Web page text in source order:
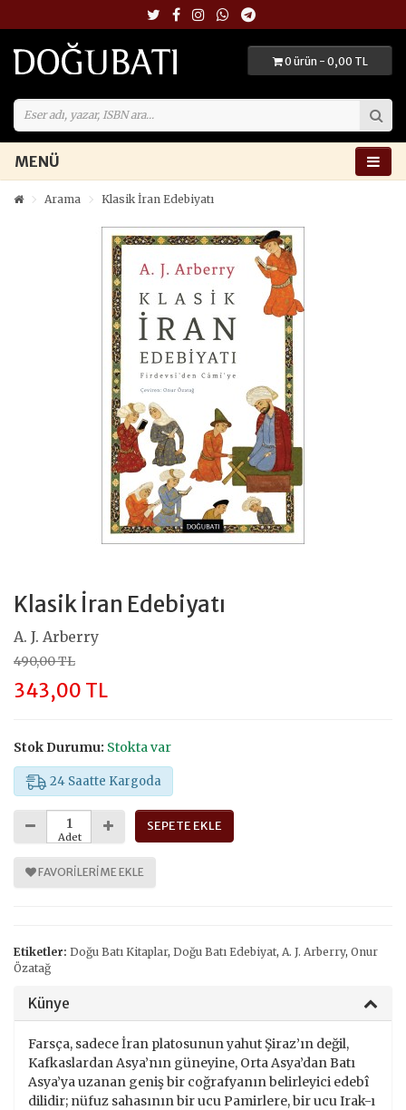
0 ürün - 0,00 TL
MENÜ
Arama Klasik İran Edebiyatı
Klasik İran Edebiyatı
A. J. Arberry
490,00 TL
343,00 TL
Stok Durumu: Stokta var
24 Saatte Kargoda
Adet
SEPETE EKLE
FAVORILERIME EKLE
Etiketler: Doğu Batı Kitaplar, Doğu Batı Edebiyat, A. J. Arberry, Onur
Özatağ
Künye
Farsça, sadece İran platosunun yahut Şiraz’ın değil,
Kafkaslardan Asya’nın güneyine, Orta Asya’dan Batı
Asya’ya uzanan geniş bir coğrafyanın belirleyici edebî
dilidir; nüfuz sahasının bir ucu Pamirlere, bir ucu Irak-ı